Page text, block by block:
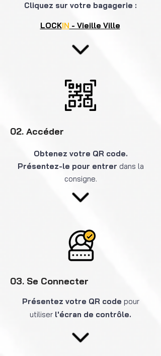
Cliquez sur votre bagagerie :
LOCKIN - Vieille Ville
02. Accéder
Obtenez votre QR code.
Présentez-le pour entrer dans la
consigne.
03. Se Connecter
Présentez votre QR code pour
utiliser l'écran de contrôle.